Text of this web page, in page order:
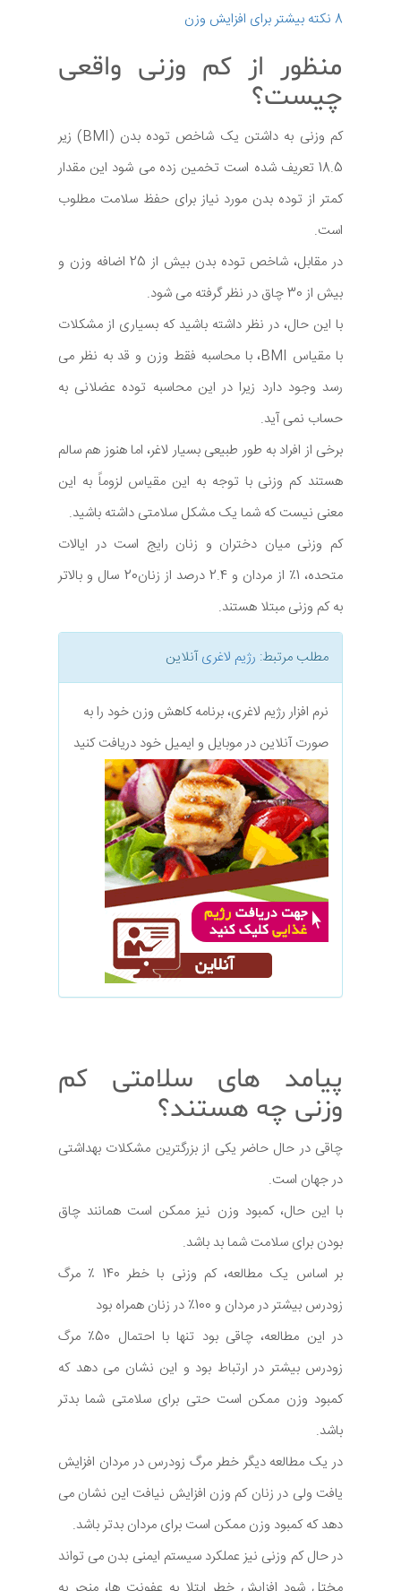
8 نکته بیشتر برای افزایش وزن
منظور از کم وزنی واقعی
چیست؟
کم وزنی به داشتن یک شاخص توده بدن (BMI) زیر
18.5 تعریف شده است تخمین زده می شود این مقدار
کمتر از توده بدن مورد نیاز برای حفظ سلامت مطلوب
است.
در مقابل، شاخص توده بدن بیش از 25 اضافه وزن و
بیش از 30 چاق در نظر گرفته می شود.
با این حال، در نظر داشته باشید که بسیاری از مشکلات
با مقیاس BMI، با محاسبه فقط وزن و قد به نظر می
رسد وجود دارد زیرا در این محاسبه توده عضلانی به
حساب نمی آید.
برخی از افراد به طور طبیعی بسیار لاغر، اما هنوز هم سالم
هستند کم وزنی با توجه به این مقیاس لزوماً به این
معنی نیست که شما یک مشکل سلامتی داشته باشید.
کم وزنی میان دختران و زنان رایج است در ایالات
متحده، 1٪ از مردان و 2.4 درصد از زنان20 سال و بالاتر
به کم وزنی مبتلا هستند.
مطلب مرتبط: رژیم لاغریآنلاین
نرم افزار رژیم لاغری، برنامه کاهش وزن خود را به
صورت آنلاین در موبایل و ایمیل خود دریافت کنید
پیامد های سلامتی کم
وزنی چه هستند؟
چاقی در حال حاضر یکی از بزرگترین مشکلات بهداشتی
در جهان است.
با این حال، کمبود وزن نیز ممکن است همانند چاق
بودن برای سلامت شما بد باشد.
بر اساس یک مطالعه، کم وزنی با خطر 140 ٪ مرگ
زودرس بیشتر در مردان و 100٪ در زنان همراه بود
در این مطالعه، چاقی بود تنها با احتمال 50٪ مرگ
زودرس بیشتر در ارتباط بود و این نشان می دهد که
کمبود وزن ممکن است حتی برای سلامتی شما بدتر
باشد.
در یک مطالعه دیگر خطر مرگ زودرس در مردان افزایش
یافت ولی در زنان کم وزن افزایش نیافت این نشان می
دهد که کمبود وزن ممکن است برای مردان بدتر باشد.
در حال کم وزنی نیز عملکرد سیستم ایمنی بدن می تواند